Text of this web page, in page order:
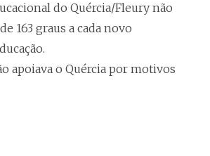
do Quércia/Fleury não
163 graus a cada novo
apoiava o Quércia por motivos